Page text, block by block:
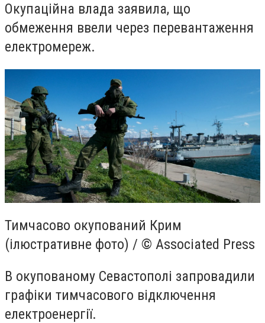
Окупаційна влада заявила, що
обмеження ввели через перевантаження
електромереж.
Тимчасово окупований Крим
(ілюстративне фото) / © Associated Press
В окупованому Севастополі запровадили
графіки тимчасового відключення
електроенергії.